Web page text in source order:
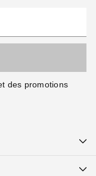
des promotions